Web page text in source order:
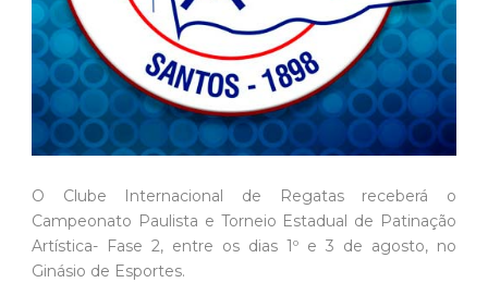
O Clube Internacional de Regatas receberá o
Campeonato Paulista e Torneio Estadual de Patinação
Artística- Fase 2, entre os dias 1º e 3 de agosto, no
Ginásio de Esportes.